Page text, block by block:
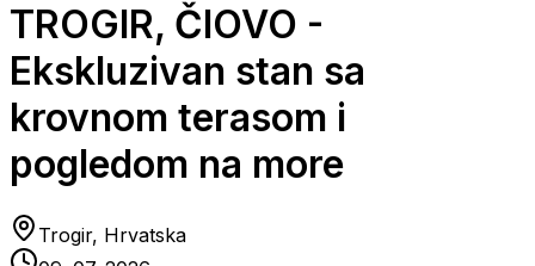
TROGIR, ČIOVO -
Ekskluzivan stan sa
krovnom terasom i
pogledom na more
Trogir, Hrvatska